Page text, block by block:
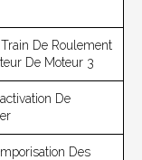
De Roulement
De Moteur 3
De
Des